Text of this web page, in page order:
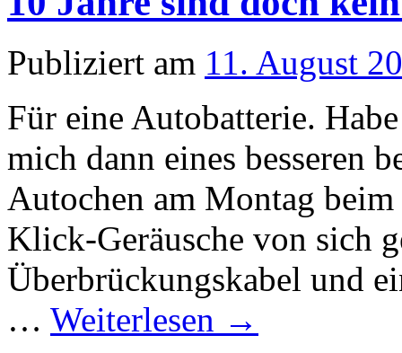
Publiziert am 11. August
Für eine Autobatterie.
mich dann eines besseren
Autochen am Montag
Klick-Geräusche von sich
Überbrückungskabel und
… Weiterlesen →